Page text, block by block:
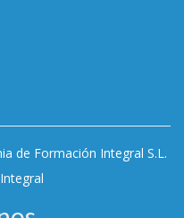
de Formación Integral S.L.